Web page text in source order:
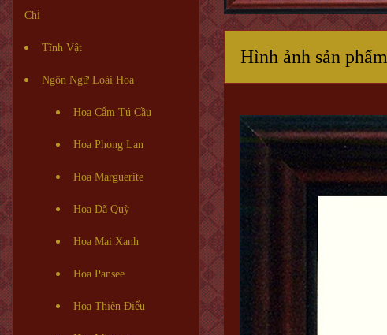
Chỉ
Tĩnh Vật
Ngôn Ngữ Loài Hoa
Hoa Cẩm Tú Cầu
Hoa Phong Lan
Hoa Marguerite
Hoa Dã Quỳ
Hoa Mai Xanh
Hoa Pansee
Hoa Thiên Điểu
Hình ảnh sản phẩm